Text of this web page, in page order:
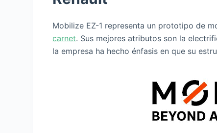
Mobilize EZ-1 representa un prototipo de
carnet. Sus mejores atributos son la
la empresa ha hecho énfasis en que su